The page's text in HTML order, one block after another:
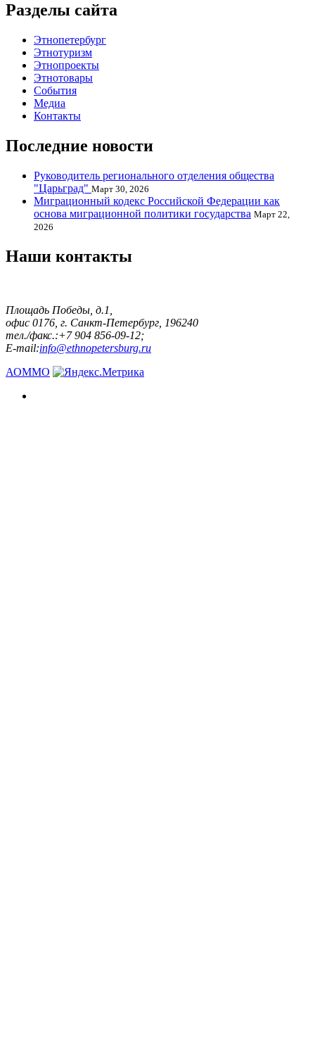
Разделы сайта
Этнопетербург
Этнотуризм
Этнопроекты
Этнотовары
События
Медиа
Контакты
Последние новости
Руководитель регионального отделения общества
"Царьград" Март 30, 2026
Миграционный кодекс Российской Федерации как
основа миграционной политики государства Март 22,
2026
Наши контакты
Площадь Победы, д.1,
офис 0176, г. Санкт-Петербург, 196240
тел./факс.:+7 904 856-09-12;
E-mail:info@ethnopetersburg.ru
АОММО